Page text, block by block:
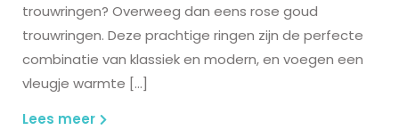
trouwringen? Overweeg dan eens rose goud
trouwringen. Deze prachtige ringen zijn de perfecte
combinatie van klassiek en modern, en voegen een
vleugje warmte […]
Lees meer Lees